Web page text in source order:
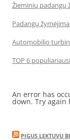
Žieminių padangų
Padangų
Automobilio
TOP 6
An error has
down. Try again
PIGUS LEKTUVU